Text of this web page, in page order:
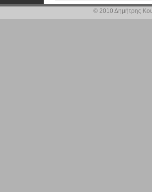
κ. Δημήτρη Σιούφα
© 2010 Δημήτρης